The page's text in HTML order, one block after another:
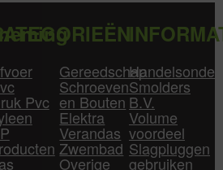
Pvc
Gereedschap
Schroeven
en Bouten
Elektra
Verandas
Zwembad
Overige
Smolders
B.V.
Volume
voordeel
Slagpluggen
gebruiken